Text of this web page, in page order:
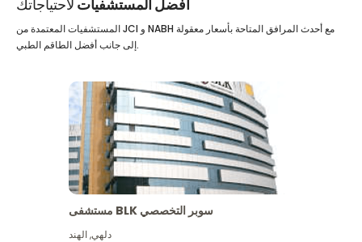
أفضل المستشفيات لاحتياجاتك
المستشفيات المعتمدة من JCI و NABH مع أحدث المرافق المتاحة بأسعار معقولة
إلى جانب أفضل الطاقم الطبي.
مستشفى BLK سوبر التخصصي
دلهي,الهند